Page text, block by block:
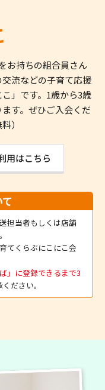
お持ちの組合員さん
流などの子育て応援
」です。1歳から3歳
す。ぜひご入会くだ
）
用はこちら
担当者もしくは店舗
育てくらぶにこにこ会
」に登録できるまで3
ださい。